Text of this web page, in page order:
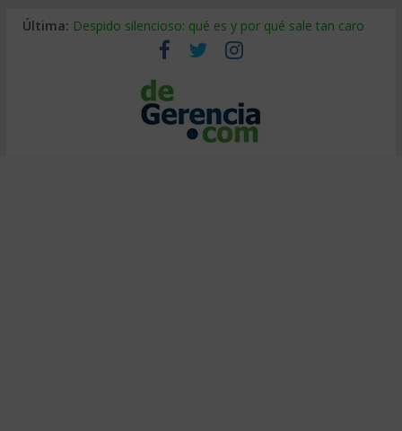
Última: Despido silencioso: qué es y por qué sale tan caro
La economía de Venezuela después del terremoto
Los 8 pasos de Kotter: liderar el cambio sin fracasar
Gestión de proyectos con IA: qué cambia en el oficio
IA y creatividad: cómo evitar que todos piensen igual